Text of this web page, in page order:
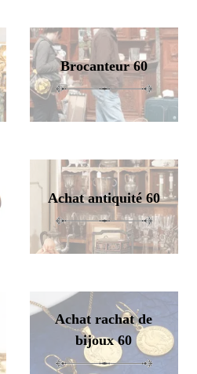
Brocanteur 60
Achat antiquité 60
Achat rachat de
bijoux 60